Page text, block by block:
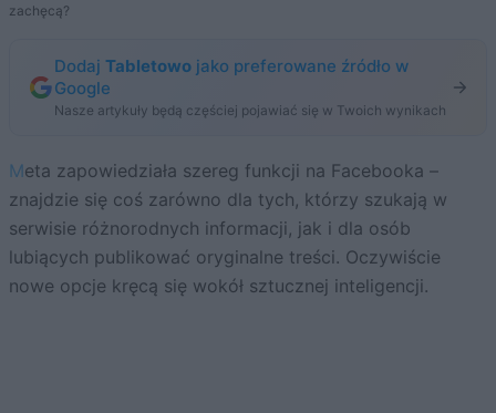
zachęcą?
Dodaj Tabletowo jako preferowane źródło w
Google
Nasze artykuły będą częściej pojawiać się w Twoich wynikach
Meta zapowiedziała szereg funkcji na Facebooka –
znajdzie się coś zarówno dla tych, którzy szukają w
serwisie różnorodnych informacji, jak i dla osób
lubiących publikować oryginalne treści. Oczywiście
nowe opcje kręcą się wokół sztucznej inteligencji.